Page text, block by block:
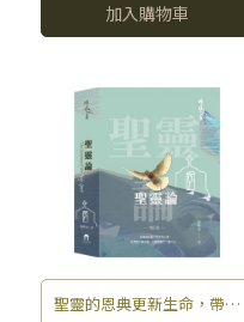
加入購物車
聖靈的恩典更新生命，帶來